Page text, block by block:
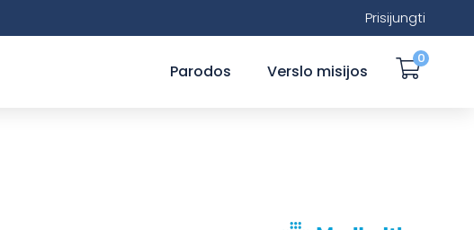
Prisijungti
Parodos Verslo misijos
0